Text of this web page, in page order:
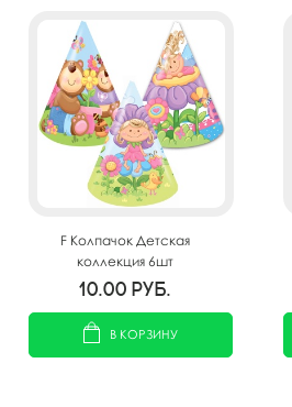
F Колпачок Детская
коллекция 6шт
10.00 руб.
В КОРЗИНУ